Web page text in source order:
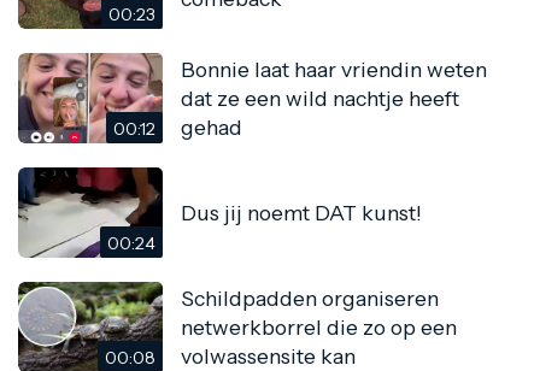
00:23
00:12
Bonnie laat haar vriendin weten
dat ze een wild nachtje heeft
gehad
00:24
Dus jij noemt DAT kunst!
00:08
Schildpadden organiseren
netwerkborrel die zo op een
volwassensite kan